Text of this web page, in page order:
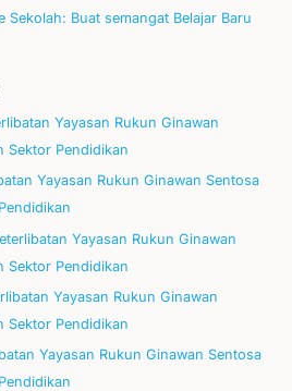
Sekolah: Buat semangat Belajar Baru
Yayasan Rukun Ginawan
Sektor Pendidikan
Yayasan Rukun Ginawan Sentosa
Yayasan Rukun Ginawan
Sektor Pendidikan
Yayasan Rukun Ginawan
Sektor Pendidikan
Yayasan Rukun Ginawan Sentosa